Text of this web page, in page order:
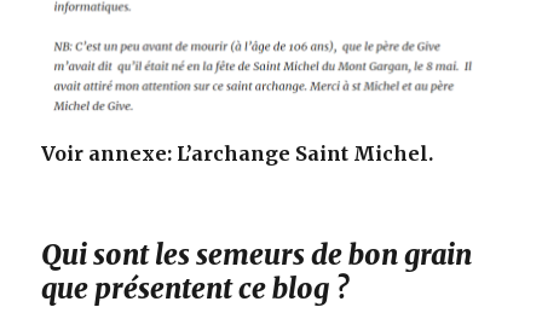
Voir annexe: L’archange Saint Michel.
Qui sont les semeurs de bon grain
que présentent ce blog ?